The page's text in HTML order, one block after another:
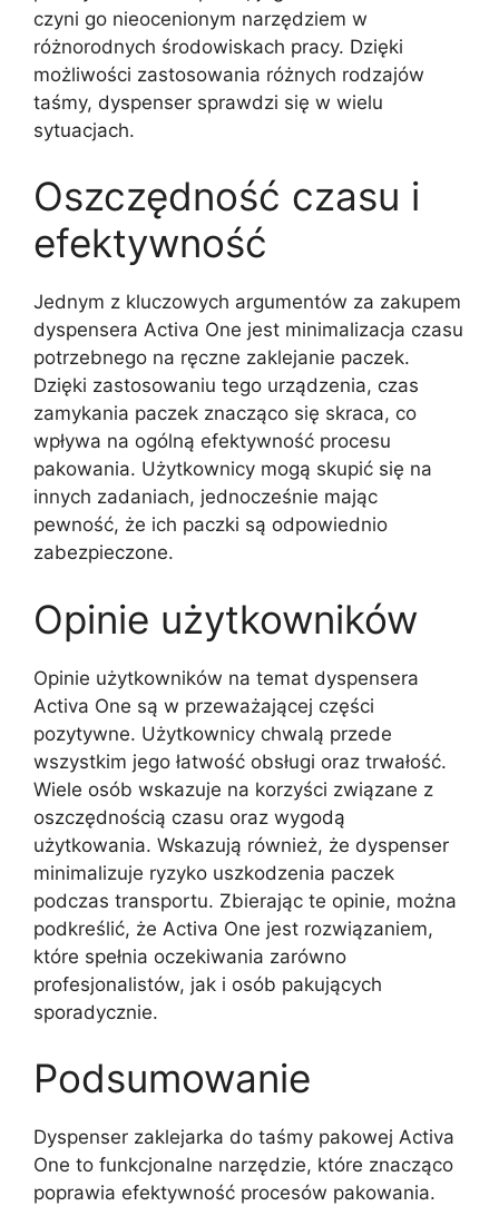
czyni go nieocenionym narzędziem w
różnorodnych środowiskach pracy. Dzięki
możliwości zastosowania różnych rodzajów
taśmy, dyspenser sprawdzi się w wielu
sytuacjach.
Oszczędność czasu i
efektywność
Jednym z kluczowych argumentów za zakupem
dyspensera Activa One jest minimalizacja czasu
potrzebnego na ręczne zaklejanie paczek.
Dzięki zastosowaniu tego urządzenia, czas
zamykania paczek znacząco się skraca, co
wpływa na ogólną efektywność procesu
pakowania. Użytkownicy mogą skupić się na
innych zadaniach, jednocześnie mając
pewność, że ich paczki są odpowiednio
zabezpieczone.
Opinie użytkowników
Opinie użytkowników na temat dyspensera
Activa One są w przeważającej części
pozytywne. Użytkownicy chwalą przede
wszystkim jego łatwość obsługi oraz trwałość.
Wiele osób wskazuje na korzyści związane z
oszczędnością czasu oraz wygodą
użytkowania. Wskazują również, że dyspenser
minimalizuje ryzyko uszkodzenia paczek
podczas transportu. Zbierając te opinie, można
podkreślić, że Activa One jest rozwiązaniem,
które spełnia oczekiwania zarówno
profesjonalistów, jak i osób pakujących
sporadycznie.
Podsumowanie
Dyspenser zaklejarka do taśmy pakowej Activa
One to funkcjonalne narzędzie, które znacząco
poprawia efektywność procesów pakowania.